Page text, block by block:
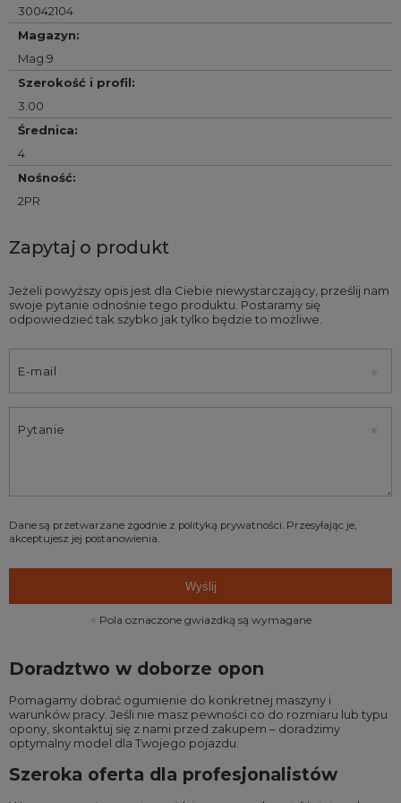
30042104
Magazyn:
Mag.9
Szerokość i profil:
3.00
Średnica:
4
Nośność:
2PR
Zapytaj o produkt
Jeżeli powyższy opis jest dla Ciebie niewystarczający, prześlij nam
swoje pytanie odnośnie tego produktu. Postaramy się
odpowiedzieć tak szybko jak tylko będzie to możliwe.
E-mail
Pytanie
Dane są przetwarzane zgodnie z polityką prywatności. Przesyłając je,
akceptujesz jej postanowienia.
Wyślij
Pola oznaczone gwiazdką są wymagane
Doradztwo w doborze opon
Pomagamy dobrać ogumienie do konkretnej maszyny i
warunków pracy. Jeśli nie masz pewności co do rozmiaru lub typu
opony, skontaktuj się z nami przed zakupem – doradzimy
optymalny model dla Twojego pojazdu.
Szeroka oferta dla profesjonalistów